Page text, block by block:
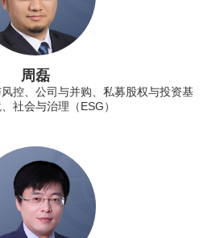
周磊
控、公司与并购、私募股权与投资基
社会与治理（ESG）